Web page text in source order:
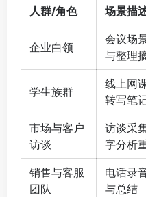
人群/角色 场景描
企业白领
会议场
与整理
学生族群
线上网
转写笔
市场与客户
访谈
访谈采
字分析
销售与客服
团队
电话录
与总结